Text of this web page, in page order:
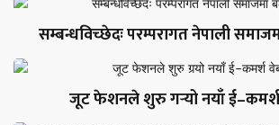
सम्बन्धविच्छेदः परम्परागत नेपाली
जूट फेशनले शुरु गर्‍यो नयाँ